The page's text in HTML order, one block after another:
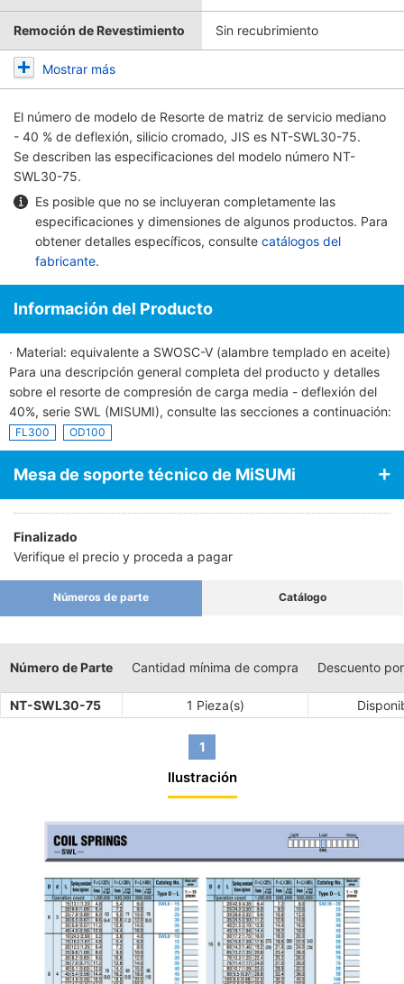
Remoción de Revestimiento Sin recubrimiento
Mostrar más
El número de modelo de Resorte de matriz de servicio mediano
- 40 % de deflexión, silicio cromado, JIS es NT-SWL30-75.
Se describen las especificaciones del modelo número NT-
SWL30-75.
Es posible que no se incluyeran completamente las
especificaciones y dimensiones de algunos productos. Para
obtener detalles específicos, consulte catálogos del
fabricante.
Información del Producto
· Material: equivalente a SWOSC-V (alambre templado en aceite)
Para una descripción general completa del producto y detalles
sobre el resorte de compresión de carga media - deflexión del
40%, serie SWL (MISUMI), consulte las secciones a continuación:
FL300 OD100
Mesa de soporte técnico de MiSUMi
Finalizado
Verifique el precio y proceda a pagar
Números de parte Catálogo
Número de Parte Cantidad mínima de compra Descuento
NT-SWL30-75 1 Pieza(s)
1
Ilustración